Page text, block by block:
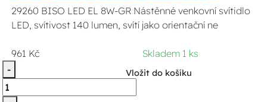
29260 BISO LED EL 8W-GR Nástěnné venkovní svítidlo
LED, svítivost 140 lumen, svítí jako orientační ne
961 Kč
Skladem 1 ks
-
Vložit do košíku